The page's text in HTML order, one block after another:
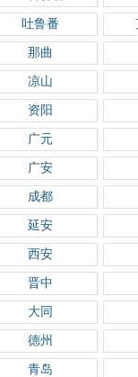
吐鲁番
那曲
凉山
资阳
广元
广安
成都
延安
西安
晋中
大同
德州
青岛